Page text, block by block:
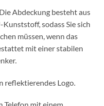
Abdeckung besteht aus
sodass Sie sich
müssen, wenn das
mit einer stabilen
reflektierendes Logo.